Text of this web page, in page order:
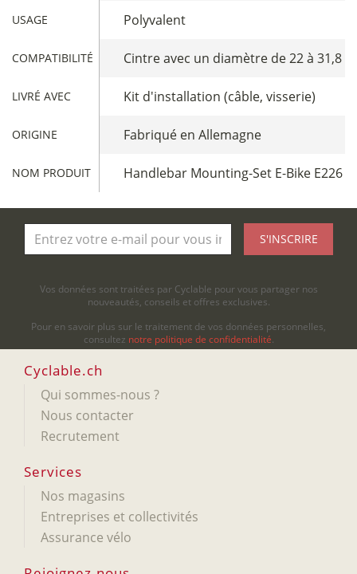
USAGE Polyvalent
COMPATIBILITÉ Cintre avec un diamètre de 22 à 31,8
LIVRÉ AVEC Kit d'installation (câble, visserie)
ORIGINE Fabriqué en Allemagne
NOM PRODUIT Handlebar Mounting-Set E-Bike E226
S'INSCRIRE
Vos données sont traitées par Cyclable pour vous partager nos
nouveautés, conseils et offres exclusives.
Pour en savoir plus sur le traitement de vos données personnelles,
consultez notre politique de confidentialité.
Cyclable.ch
Qui sommes-nous ?
Nous contacter
Recrutement
Services
Nos magasins
Entreprises et collectivités
Assurance vélo